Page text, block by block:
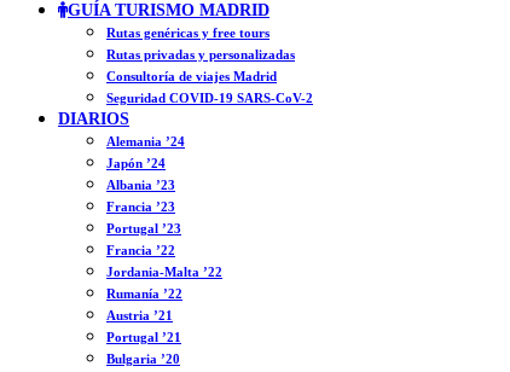
GUÍA TURISMO MADRID
Rutas genéricas y free tours
Rutas privadas y personalizadas
Consultoría de viajes Madrid
Seguridad COVID-19 SARS-CoV-2
DIARIOS
Alemania ’24
Japón ’24
Albania ’23
Francia ’23
Portugal ’23
Francia ’22
Jordania-Malta ’22
Rumanía ’22
Austria ’21
Portugal ’21
Bulgaria ’20